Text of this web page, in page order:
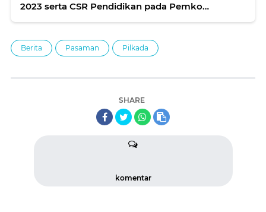
2023 serta CSR Pendidikan pada Pemko
Berita Pasaman Pilkada
SHARE
komentar